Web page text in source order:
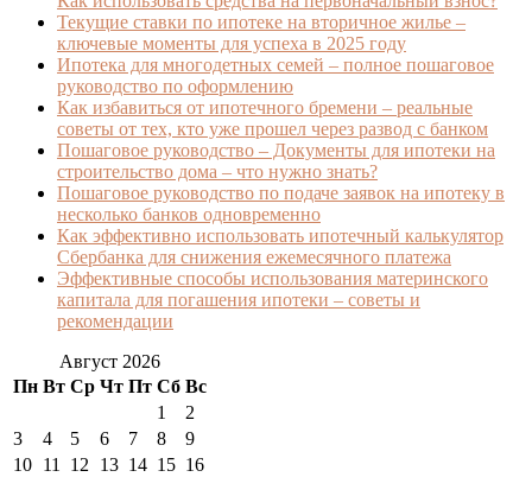
Текущие ставки по ипотеке на вторичное жилье –
ключевые моменты для успеха в 2025 году
Ипотека для многодетных семей – полное пошаговое
руководство по оформлению
Как избавиться от ипотечного бремени – реальные
советы от тех, кто уже прошел через развод с банком
Пошаговое руководство – Документы для ипотеки на
строительство дома – что нужно знать?
Пошаговое руководство по подаче заявок на ипотеку в
несколько банков одновременно
Как эффективно использовать ипотечный калькулятор
Сбербанка для снижения ежемесячного платежа
Эффективные способы использования материнского
капитала для погашения ипотеки – советы и
рекомендации
Август 2026
Пн Вт Ср Чт Пт Сб Вс
1
2
3
4 5 6 7 8
9
10 11 12 13 14 15 16